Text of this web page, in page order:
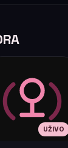
UŽIVO